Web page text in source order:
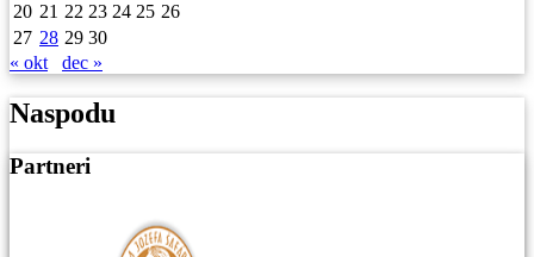
20 21 22 23 24 25 26
27 28 29 30
« okt
dec »
Naspodu
Partneri